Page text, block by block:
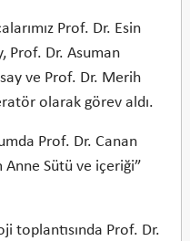
Prof. Dr. Esin
Prof. Dr. Asuman
ve Prof. Dr. Merih
olarak görev aldı.
Prof. Dr. Canan
Sütü ve içeriği”
toplantısında Prof. Dr.